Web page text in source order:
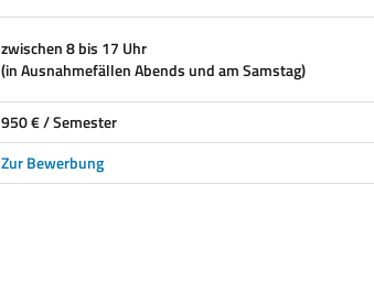
zwischen 8 bis 17 Uhr
(in Ausnahmefällen Abends und am Samstag)
950 € / Semester
Zur Bewerbung